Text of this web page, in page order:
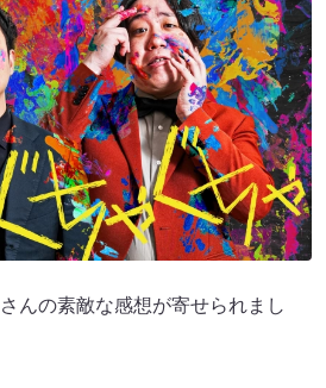
んの素敵な感想が寄せられまし